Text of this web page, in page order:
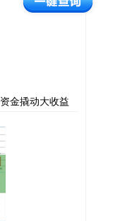
金撬动大收益